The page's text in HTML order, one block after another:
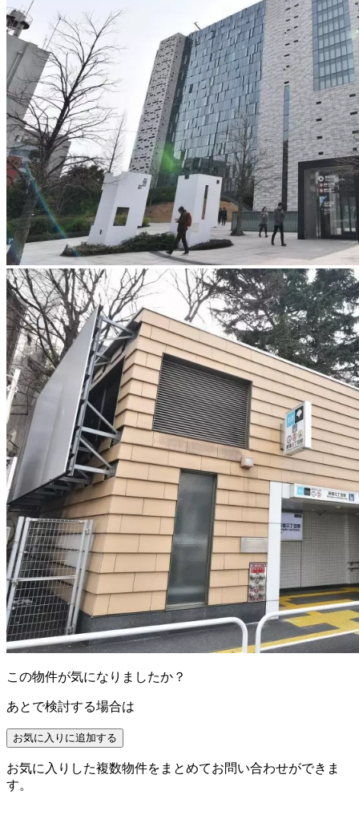
この物件が気になりましたか？
あとで検討する場合は
お気に入りに追加する
お気に入りした複数物件をまとめてお問い合わせができま
す。